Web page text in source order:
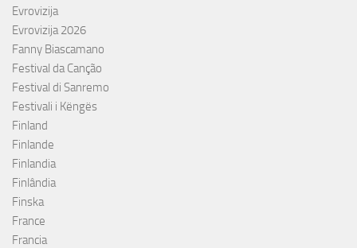
Evrovizija
Evrovizija 2026
Fanny Biascamano
Festival da Canção
Festival di Sanremo
Festivali i Këngës
Finland
Finlande
Finlandia
Finlândia
Finska
France
Francia